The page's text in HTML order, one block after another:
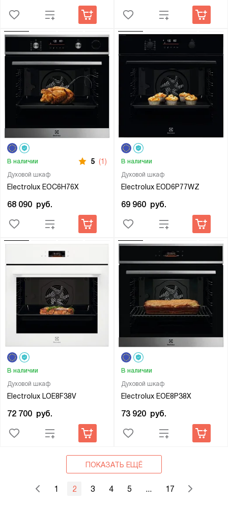
Духовой шкаф
Electrolux EOC6H76X
В наличии 5 (1)
68 090 руб.
Духовой шкаф
Electrolux EOD6P77WZ
В наличии
69 960 руб.
Духовой шкаф
Electrolux LOE8F38V
В наличии
72 700 руб.
Духовой шкаф
Electrolux EOE8P38X
В наличии
73 920 руб.
ПОКАЗАТЬ ЕЩЁ
1 2 3 4 5 ... 17